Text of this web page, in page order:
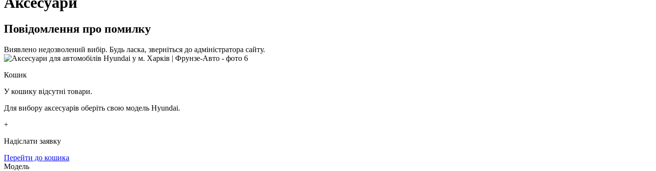
Повідомлення про помилку
Виявлено недозволений вибір. Будь ласка, зверніться до адміністратора сайту.
Кошик
У кошику відсутні товари.
Для вибору аксесуарів оберіть свою модель Hyundai.
+
Надіслати заявку
Перейти до кошика
Модель